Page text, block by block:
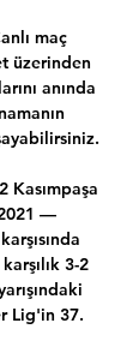
maç
üzerinden
anında
Kasımpaşa
—
3-2
Lig'in 37.